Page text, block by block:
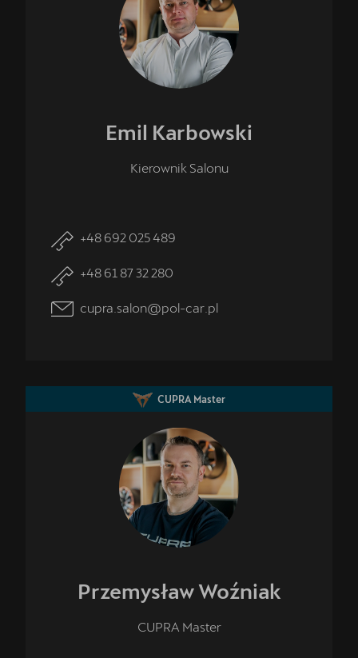
Emil Karbowski
Kierownik Salonu
+48 692 025 489
+48 61 87 32 280
cupra.salon@pol-car.pl
CUPRA Master
PrzemysławWoźniak
CUPRA Master